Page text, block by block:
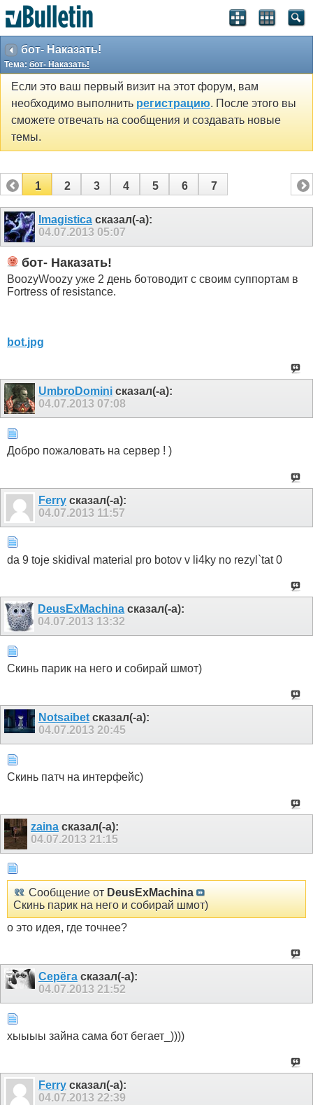
бот- Наказать!
Тема: бот- Наказать!
Если это ваш первый визит на этот форум, вам
необходимо выполнить регистрацию. После этого вы
сможете отвечать на сообщения и создавать новые
темы.
1 2 3 4 5 6 7
Imagistica сказал(-а):
04.07.2013 05:07
бот- Наказать!
BoozyWoozy уже 2 день ботоводит c своим суппортам в
Fortress of resistance.
bot.jpg
UmbroDomini сказал(-а):
04.07.2013 07:08
Добро пожаловать на сервер ! )
Ferry сказал(-а):
04.07.2013 11:57
da 9 toje skidival material pro botov v li4ky no rezyl`tat 0
DeusExMachina сказал(-а):
04.07.2013 13:32
Скинь парик на него и собирай шмот)
Notsaibet сказал(-а):
04.07.2013 20:45
Скинь патч на интерфейс)
zaina сказал(-а):
04.07.2013 21:15
Сообщение от DeusExMachina
Скинь парик на него и собирай шмот)
о это идея, где точнее?
Серёга сказал(-а):
04.07.2013 21:52
хыыыы зайна сама бот бегает_))))
Ferry сказал(-а):
04.07.2013 22:39